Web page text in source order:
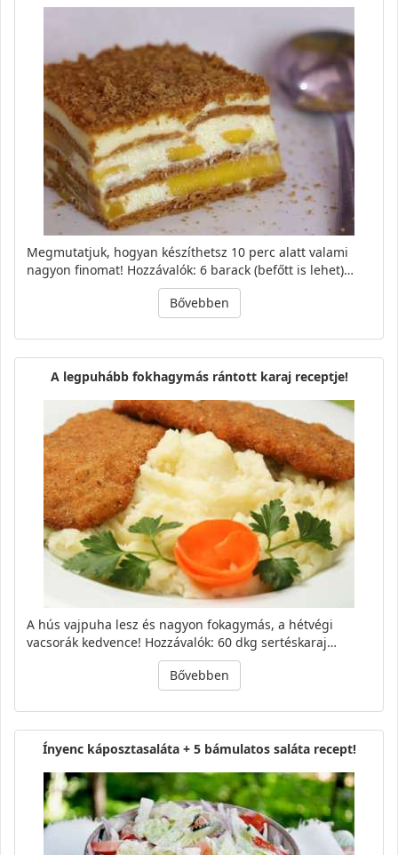
Megmutatjuk, hogyan készíthetsz 10 perc alatt valami
nagyon finomat! Hozzávalók: 6 barack (befőtt is lehet)…
Bővebben
A legpuhább fokhagymás rántott karaj receptje!
A hús vajpuha lesz és nagyon fokagymás, a hétvégi
vacsorák kedvence! Hozzávalók: 60 dkg sertéskaraj…
Bővebben
Ínyenc káposztasaláta + 5 bámulatos saláta recept!